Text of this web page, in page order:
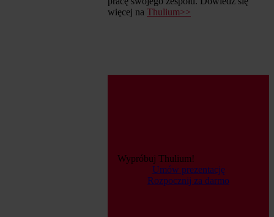
więcej na Thulium>>
Wypróbuj Thulium!
Umów prezentację
Rozpocznij za darmo